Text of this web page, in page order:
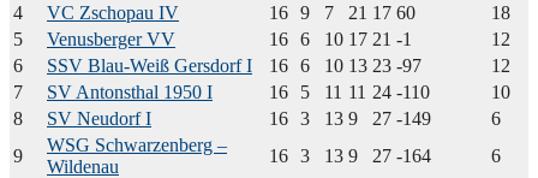
4
VC Zschopau IV 16 9 7 21 17 60
18
5
Venusberger VV 16 6 10 17 21 -1
12
6
SSV Blau-Weiß Gersdorf I 16 6 10 13 23 -97
12
7
SV Antonsthal 1950 I 16 5 11 11 24 -110
10
8
SV Neudorf I 16 3 13 9 27 -149
6
9
WSG Schwarzenberg –
Wildenau
16 3 13 9 27 -164
6